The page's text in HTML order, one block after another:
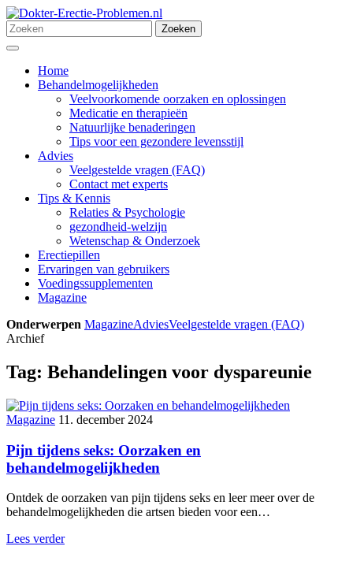
Ga
naar
de
inhoud
Zoeken
naar:
Zoeken
Menu
Home
Behandelmogelijkheden
Veelvoorkomende oorzaken en oplossingen
Medicatie en therapieën
Natuurlijke benaderingen
Tips voor een gezondere levensstijl
Advies
Veelgestelde vragen (FAQ)
Contact met experts
Tips & Kennis
Relaties & Psychologie
gezondheid-welzijn
Wetenschap & Onderzoek
Erectiepillen
Ervaringen van gebruikers
Voedingssupplementen
Magazine
Onderwerpen MagazineAdviesVeelgestelde vragen (FAQ)
Archief
Tag: Behandelingen voor dyspareunie
Magazine 11. december 2024
Pijn tijdens seks: Oorzaken en
behandelmogelijkheden
Ontdek de oorzaken van pijn tijdens seks en leer meer over de
behandelmogelijkheden die artsen bieden voor een…
Lees verder